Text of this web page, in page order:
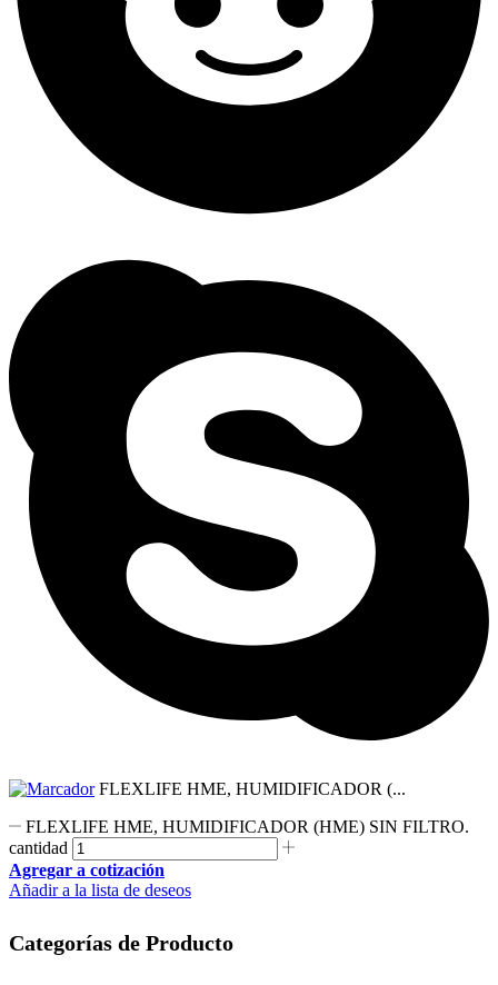
FLEXLIFE HME, HUMIDIFICADOR (...
FLEXLIFE HME, HUMIDIFICADOR (HME) SIN FILTRO.
cantidad
Agregar a cotización
Añadir a la lista de deseos
Categorías de Producto